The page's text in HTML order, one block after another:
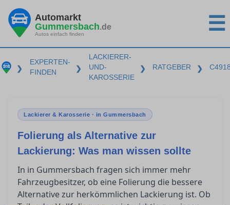
Automarkt
Gummersbach.de
Autos einfach finden ☰
❯
EXPERTEN-
FINDEN
❯
LACKIERER-
UND-
KAROSSERIE
❯ RATGEBER ❯
Lackierer & Karosserie · in Gummersbach
Folierung als Alternative zur
Lackierung: Was man wissen sollte
In in Gummersbach fragen sich immer mehr
Fahrzeugbesitzer, ob eine Folierung die bessere
Alternative zur herkömmlichen Lackierung ist. Ob